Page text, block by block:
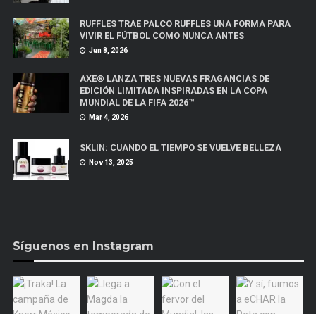
RUFFLES TRAE PALCO RUFFLES UNA FORMA PARA
VIVIR EL FÚTBOL COMO NUNCA ANTES
Jun 8, 2026
AXE® LANZA TRES NUEVAS FRAGANCIAS DE
EDICIÓN LIMITADA INSPIRADAS EN LA COPA
MUNDIAL DE LA FIFA 2026™
Mar 4, 2026
SKLIN: CUANDO EL TIEMPO SE VUELVE BELLEZA
Nov 13, 2025
Síguenos en Instagram